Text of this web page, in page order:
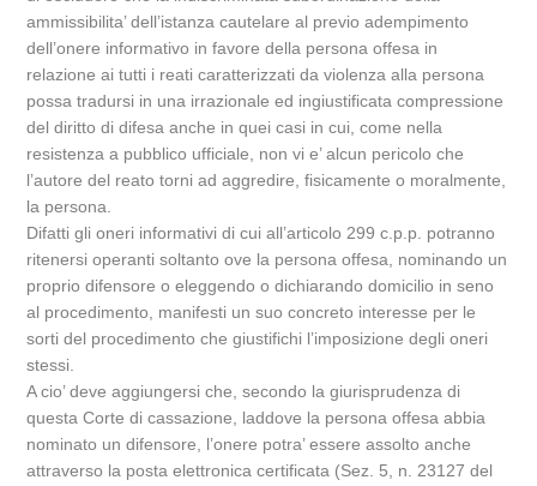
ammissibilita’ dell’istanza cautelare al previo adempimento
dell’onere informativo in favore della persona offesa in
relazione ai tutti i reati caratterizzati da violenza alla persona
possa tradursi in una irrazionale ed ingiustificata compressione
del diritto di difesa anche in quei casi in cui, come nella
resistenza a pubblico ufficiale, non vi e’ alcun pericolo che
l’autore del reato torni ad aggredire, fisicamente o moralmente,
la persona.
Difatti gli oneri informativi di cui all’articolo 299 c.p.p. potranno
ritenersi operanti soltanto ove la persona offesa, nominando un
proprio difensore o eleggendo o dichiarando domicilio in seno
al procedimento, manifesti un suo concreto interesse per le
sorti del procedimento che giustifichi l’imposizione degli oneri
stessi.
A cio’ deve aggiungersi che, secondo la giurisprudenza di
questa Corte di cassazione, laddove la persona offesa abbia
nominato un difensore, l’onere potra’ essere assolto anche
attraverso la posta elettronica certificata (Sez. 5, n. 23127 del